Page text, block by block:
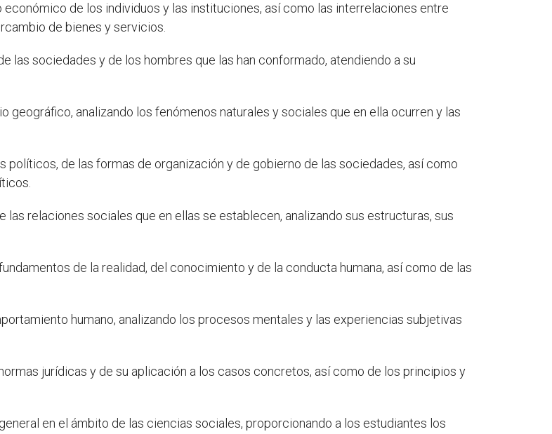
de los individuos y las instituciones, así como las interrelaciones entre
de bienes y servicios.
las sociedades y de los hombres que las han conformado, atendiendo a su
geográfico, analizando los fenómenos naturales y sociales que en ella ocurren y las
políticos, de las formas de organización y de gobierno de las sociedades, así como
las relaciones sociales que en ellas se establecen, analizando sus estructuras, sus
de la realidad, del conocimiento y de la conducta humana, así como de las
humano, analizando los procesos mentales y las experiencias subjetivas
jurídicas y de su aplicación a los casos concretos, así como de los principios y
en el ámbito de las ciencias sociales, proporcionando a los estudiantes los